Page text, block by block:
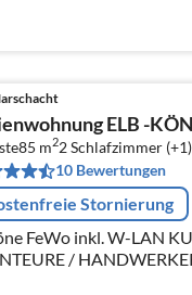
ELB -
85 m22Schlafzimmer (+1)
10 Bewertungen
Stornierung
FeWo inkl. W-LAN
/
an der Elbe, südl. von